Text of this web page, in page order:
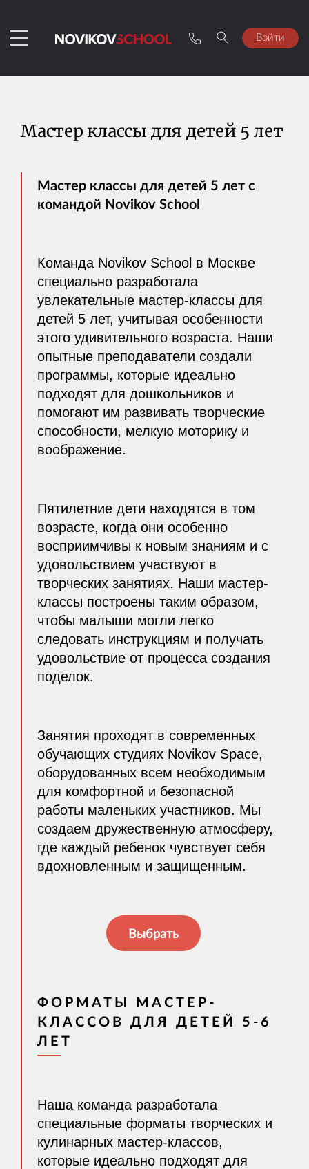
Войти
Мастер классы для детей 5 лет
Мастер классы для детей 5 лет с
командой Novikov School
Команда Novikov School в Москве
специально разработала
увлекательные мастер-классы для
детей 5 лет, учитывая особенности
этого удивительного возраста. Наши
опытные преподаватели создали
программы, которые идеально
подходят для дошкольников и
помогают им развивать творческие
способности, мелкую моторику и
воображение.
Пятилетние дети находятся в том
возрасте, когда они особенно
восприимчивы к новым знаниям и с
удовольствием участвуют в
творческих занятиях. Наши мастер-
классы построены таким образом,
чтобы малыши могли легко
следовать инструкциям и получать
удовольствие от процесса создания
поделок.
Занятия проходят в современных
обучающих студиях Novikov Space,
оборудованных всем необходимым
для комфортной и безопасной
работы маленьких участников. Мы
создаем дружественную атмосферу,
где каждый ребенок чувствует себя
вдохновленным и защищенным.
Выбрать
ФОРМАТЫ МАСТЕР-
КЛАССОВ ДЛЯ ДЕТЕЙ 5-6
ЛЕТ
Наша команда разработала
специальные форматы творческих и
кулинарных мастер-классов,
которые идеально подходят для